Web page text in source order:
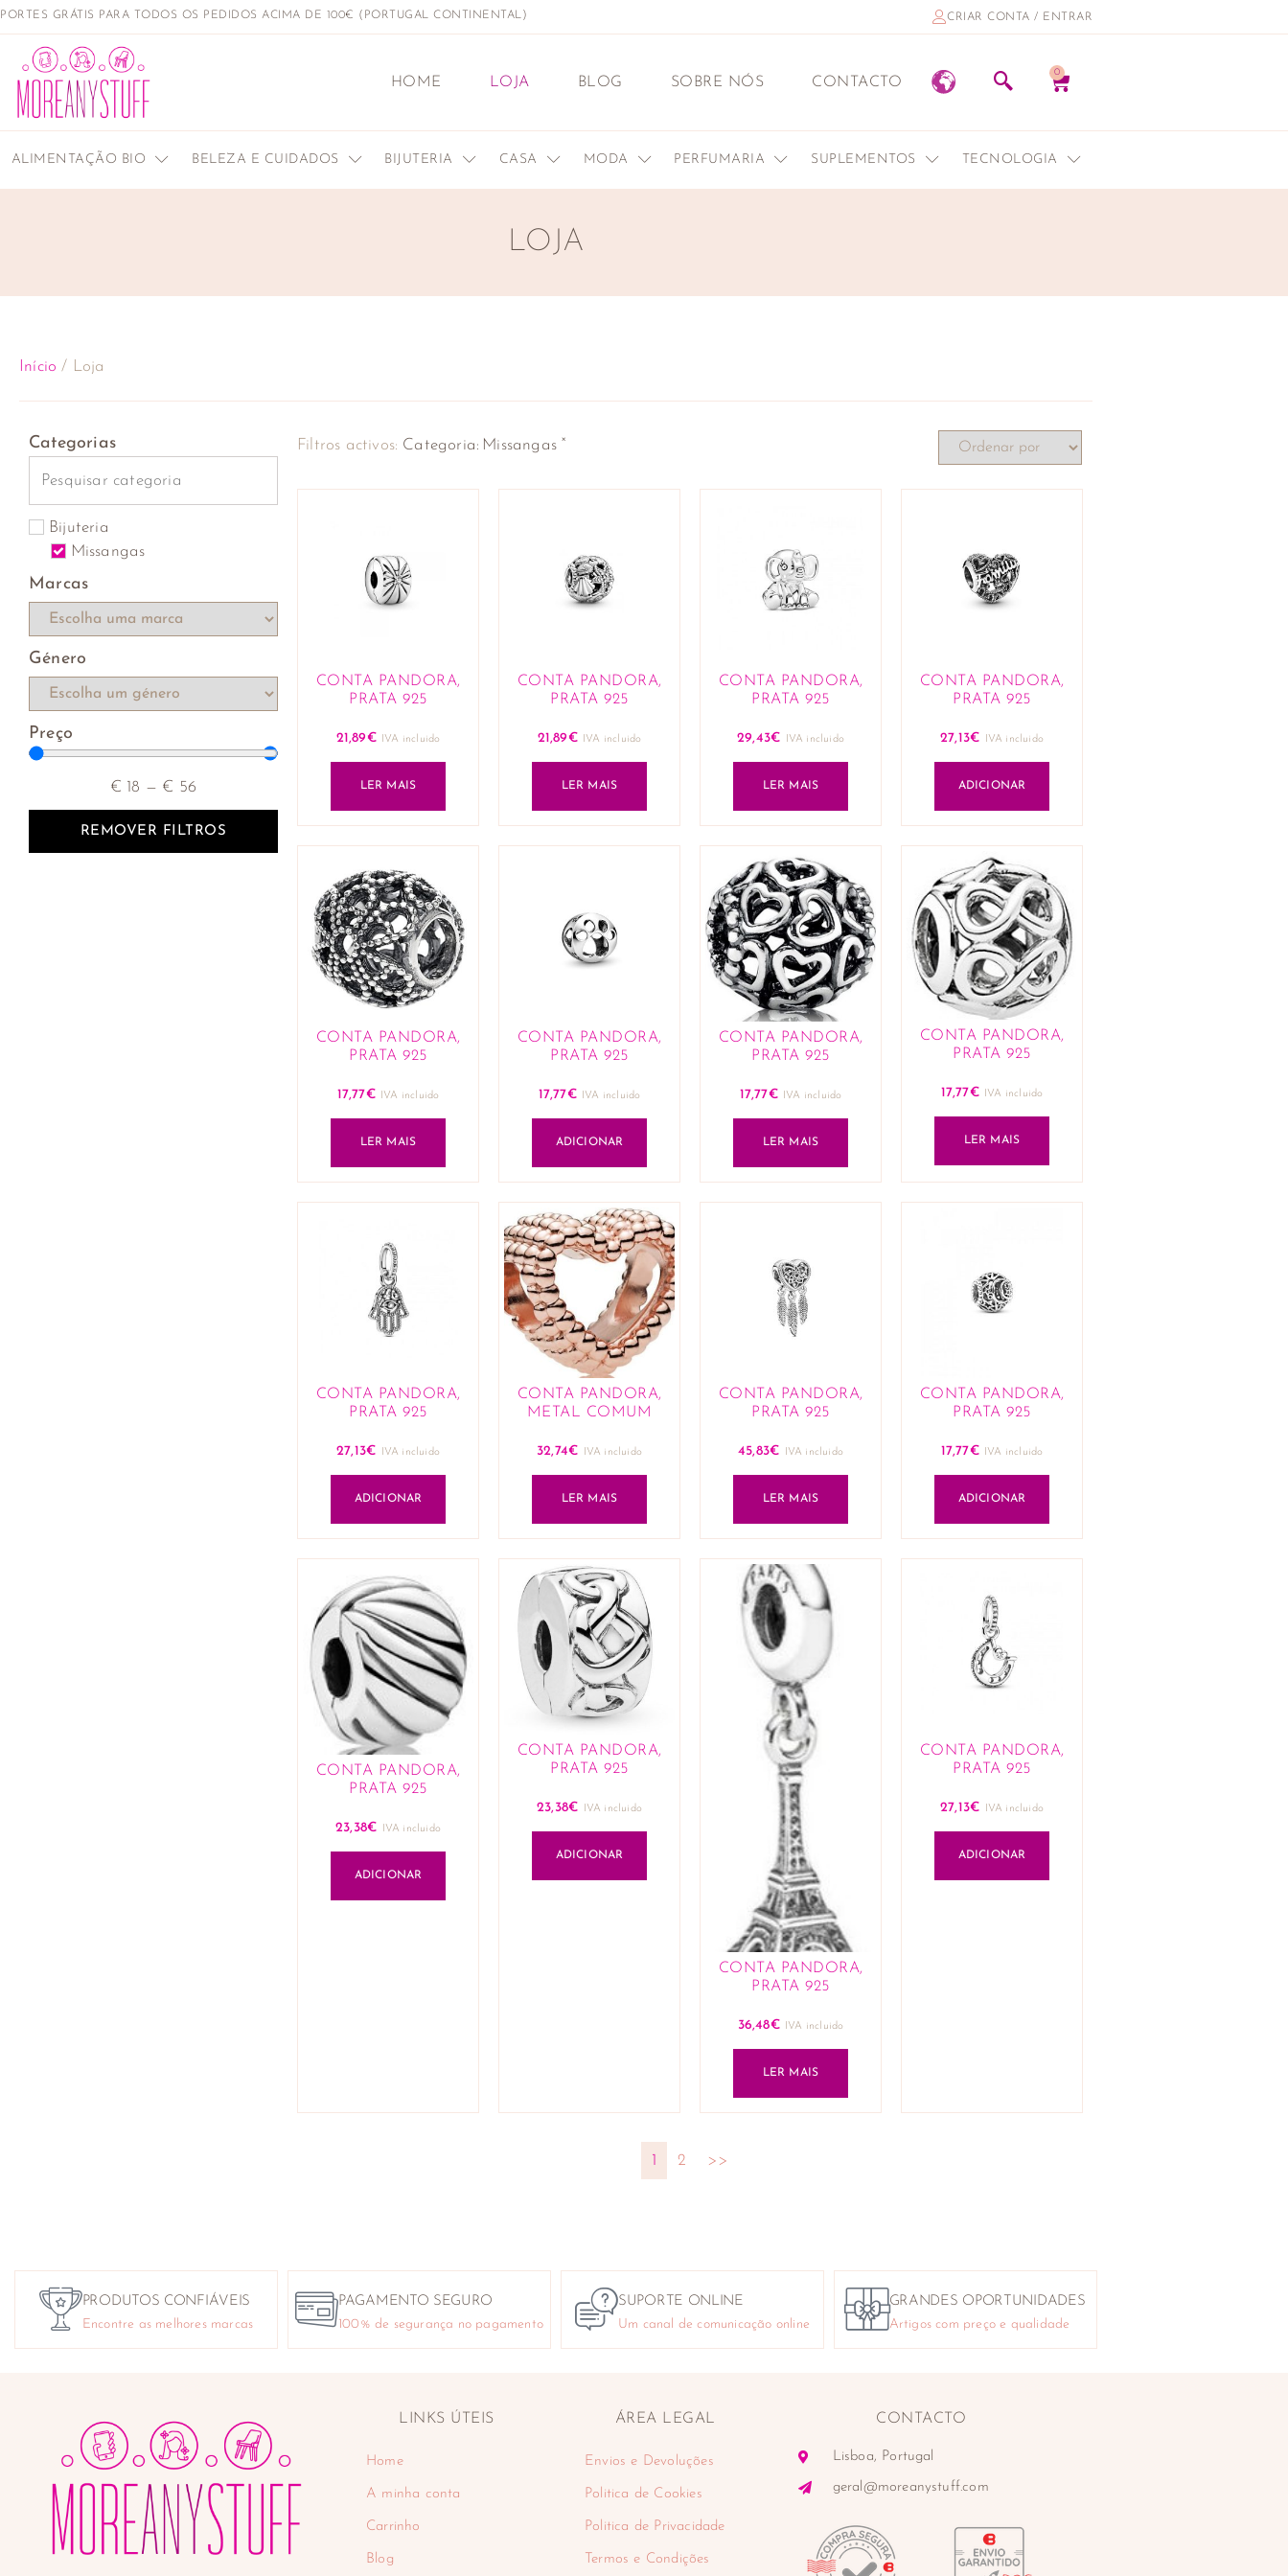
PORTES GRÁTIS PARA TODOS OS PEDIDOS ACIMA DE 100€ (PORTUGAL CONTINENTAL) CRIAR CONTA / ENTRAR
HOME LOJA BLOG SOBRE NÓS CONTACTO
0
ALIMENTAÇÃO BIO BELEZA E CUIDADOS BIJUTERIA CASA MODA PERFUMARIA SUPLEMENTOS TECNOLOGIA
LOJA
Início / Loja
Categorias
Bijuteria
Missangas
Marcas
Género
Preço
€ 18 — € 56
REMOVER FILTROS
Filtros activos: Categoria: Missangas ×
CONTA PANDORA,
PRATA 925
21,89€ IVA incluido
LER MAIS
CONTA PANDORA,
PRATA 925
21,89€ IVA incluido
LER MAIS
CONTA PANDORA,
PRATA 925
29,43€ IVA incluido
LER MAIS
CONTA PANDORA,
PRATA 925
27,13€ IVA incluido
ADICIONAR
CONTA PANDORA,
PRATA 925
17,77€ IVA incluido
LER MAIS
CONTA PANDORA,
PRATA 925
17,77€ IVA incluido
ADICIONAR
CONTA PANDORA,
PRATA 925
17,77€ IVA incluido
LER MAIS
CONTA PANDORA,
PRATA 925
17,77€ IVA incluido
LER MAIS
CONTA PANDORA,
PRATA 925
27,13€ IVA incluido
ADICIONAR
CONTA PANDORA,
METAL COMUM
32,74€ IVA incluido
LER MAIS
CONTA PANDORA,
PRATA 925
45,83€ IVA incluido
LER MAIS
CONTA PANDORA,
PRATA 925
17,77€ IVA incluido
ADICIONAR
CONTA PANDORA,
PRATA 925
23,38€ IVA incluido
ADICIONAR
CONTA PANDORA,
PRATA 925
23,38€ IVA incluido
ADICIONAR
CONTA PANDORA,
PRATA 925
36,48€ IVA incluido
LER MAIS
CONTA PANDORA,
PRATA 925
27,13€ IVA incluido
ADICIONAR
1 2 >>
PRODUTOS CONFIÁVEIS
Encontre as melhores marcas
PAGAMENTO SEGURO
100% de segurança no pagamento
SUPORTE ONLINE
Um canal de comunicação online
GRANDES OPORTUNIDADES
Artigos com preço e qualidade
LINKS ÚTEIS
Home
A minha conta
Carrinho
Blog
ÁREA LEGAL
Envios e Devoluções
Politica de Cookies
Politica de Privacidade
Termos e Condições
CONTACTO
Lisboa, Portugal
geral@moreanystuff.com